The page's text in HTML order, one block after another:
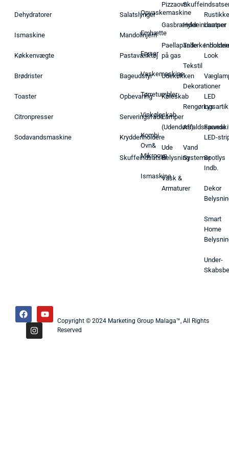
Dehydratorer
Ismaskine
Køkkenvægte
Brødrister
Toaster
Citronpresser
Sodavandsmaskine
Salatslynger
Mandolinjern
Pastaværktøj
Bageudstyr
Opbevaring
Serveringsfade
Krydderiholdere
Skuffeindsatser
Opvaskemaskine
Emhætte
Fryser
Vaskemaskine
Tørretumbler
Vinkøleskab
Kombi
Ovn&
Mikroovn
Ismaskine
Pizzaovn
Gasbrænder
Paellapande
på gas
Udekøkken
Køleskab
Lamper
(Udendørs)
Ude
Belysning
Vask &
Armaturer
Hyldeindsatser
Tekstil
Dekorationer
Affaldsspande
Vand
Systemer
Rustikke
Lamper
Look
LED
Lys
LED-
Spotlys
Indb.
Dekor
Smart
Home
Under-
Copyright © 2024 Marketing Group Malaga™, All Rights
Reserved